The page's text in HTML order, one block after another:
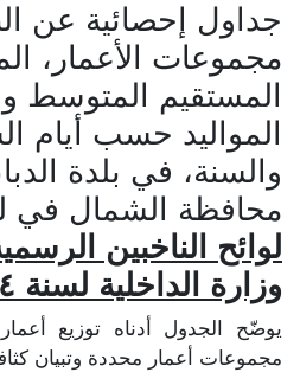
جداول إحصائية عن
مجموعات الأعمار،
المستقيم المتوسط
المواليد حسب أيام
والسنة، في بلدة
محافظة الشمال في
لوائح الناخبين
وزارة الداخلية لسنة ٢٠١٤
يوضّح الجدول أدناه توزيع
مجموعات أعمار محددة وتبيان